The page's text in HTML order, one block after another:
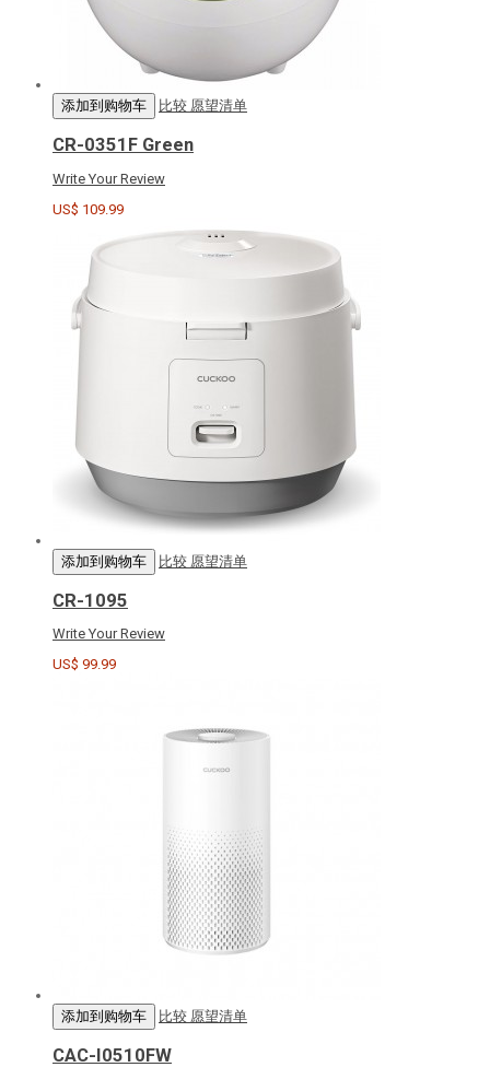
添加到购物车 比较 愿望清单
CR-0351F Green
Write Your Review
US$ 109.99
添加到购物车 比较 愿望清单
CR-1095
Write Your Review
US$ 99.99
添加到购物车 比较 愿望清单
CAC-I0510FW